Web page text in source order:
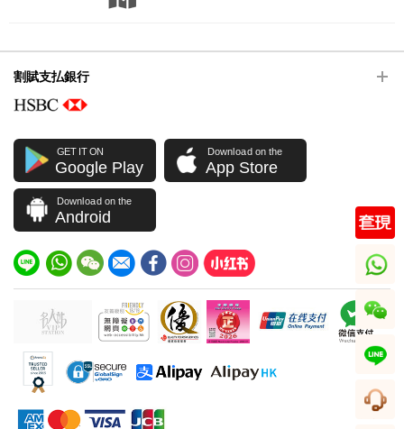
割賦支払銀行
GET IT ON
Google Play
Download on the
App Store
Download on the
Android
whatsapp